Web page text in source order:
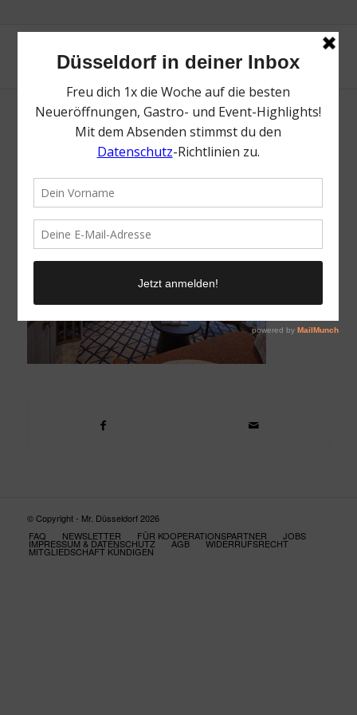
VIVA TWO_SUD (4)
12. April 2023 /
© Copyright - Mr. Düsseldorf 2026
FAQ
NEWSLETTER FÜR KOOPERATIONSPARTNER JOBS
IMPRESSUM & DATENSCHUTZ AGB WIDERRUFSRECHT
MITGLIEDSCHAFT KÜNDIGEN